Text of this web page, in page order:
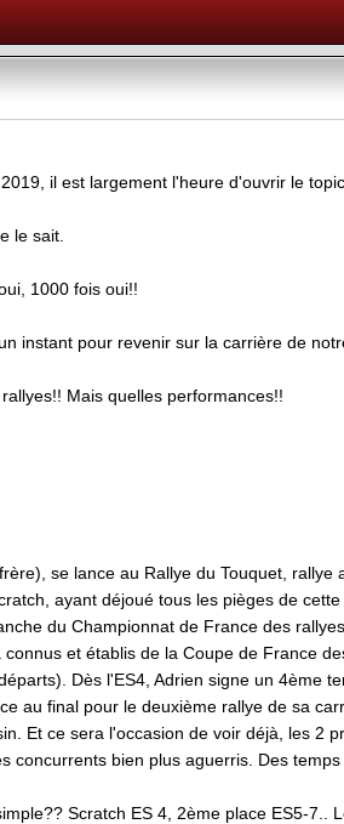
il est largement l'heure d'ouvrir le
le sait.
1000 fois oui!!
instant pour revenir sur la carrière de
Mais quelles performances!!
se lance au Rallye du Touquet,
ayant déjoué tous les pièges de cette
du Championnat de France des
et établis de la Coupe de France
Dès l'ES4, Adrien signe un 4ème
au final pour le deuxième rallye de sa
Et ce sera l'occasion de voir déjà, les 2
concurrents bien plus aguerris. Des
Scratch ES 4, 2ème place ES5-7..